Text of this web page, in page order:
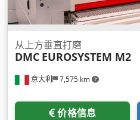
意大利 7,575 km
从上方垂直打磨
DMC EUROSYSTEM M2
价格信息